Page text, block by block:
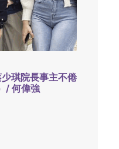
琪院長事主不倦
/ 何偉強